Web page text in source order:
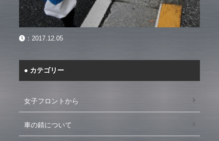
： 2017.12.05
カテゴリー
女子フロントから
車の錆について